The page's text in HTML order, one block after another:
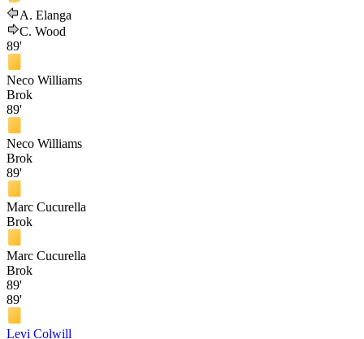
A. Elanga
C. Wood
89'
Neco Williams
Brok
89'
Neco Williams
Brok
89'
Marc Cucurella
Brok
Marc Cucurella
Brok
89'
89'
Levi Colwill